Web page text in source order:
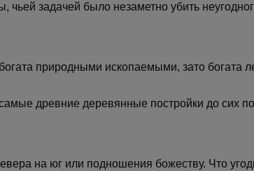
задачей было незаметно убить
природными ископаемыми, зато богата
древние деревянные постройки до сих
на юг или подношения божеству. Что